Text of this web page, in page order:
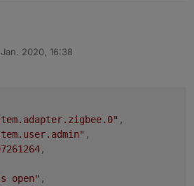
true,
"Manuell erzeugt",
{},
aus ? Welche
2020, 16:38
von
,
,
,
open" ,